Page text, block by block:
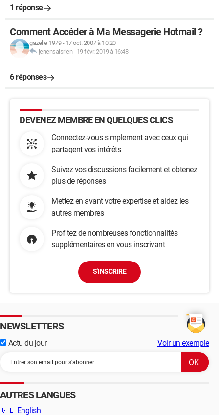
1 réponse
Comment Accéder à Ma Messagerie Hotmail ?
gazelle 1979- 17 oct. 2007 à 10:20
jenensaisrien- 19 févr. 2019 à 16:48
6 réponses
DEVENEZ MEMBRE EN QUELQUES CLICS
Connectez-vous simplement avec ceux qui
partagent vos intérêts
Suivez vos discussions facilement et obtenez
plus de réponses
Mettez en avant votre expertise et aidez les
autres membres
Profitez de nombreuses fonctionnalités
supplémentaires en vous inscrivant
S'INSCRIRE
NEWSLETTERS
Actu du jour Voir un exemple
AUTRES LANGUES
🇬🇧 English